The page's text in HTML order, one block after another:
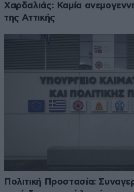
Χαρδαλιάς: Καμία
της Αττικής
Πολιτική Προστασία: